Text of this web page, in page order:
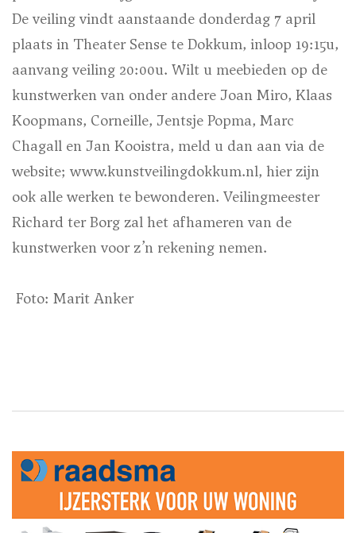
De veiling vindt aanstaande donderdag 7 april
plaats in Theater Sense te Dokkum, inloop 19:15u,
aanvang veiling 20:00u. Wilt u meebieden op de
kunstwerken van onder andere Joan Miro, Klaas
Koopmans, Corneille, Jentsje Popma, Marc
Chagall en Jan Kooistra, meld u dan aan via de
website; www.kunstveilingdokkum.nl, hier zijn
ook alle werken te bewonderen. Veilingmeester
Richard ter Borg zal het afhameren van de
kunstwerken voor z’n rekening nemen.
Foto: Marit Anker